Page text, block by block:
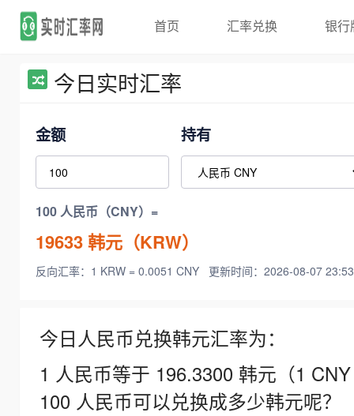
首页 汇率兑换 银行
今日实时汇率
金额 持有
100 人民币（CNY）=
19633韩元（KRW）
反向汇率：1 KRW = 0.0051 CNY 更新时间：2026-08-07
今日人民币兑换韩元汇率为：
1 人民币等于 196.3300 韩元（1
100 人民币可以兑换成多少韩元呢？